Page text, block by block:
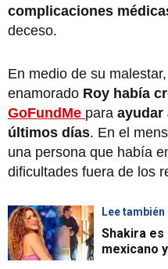
complicaciones
deceso.
En medio de su
enamorado Roy había
GoFundMe para ayudar
últimos días. En el
una persona que había
dificultades fuera de los
Lee también
Shakira es
mexicano